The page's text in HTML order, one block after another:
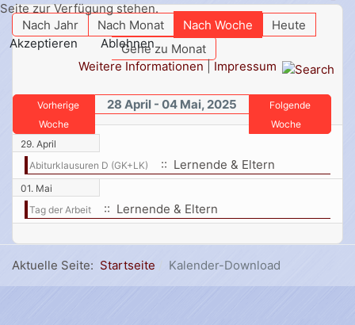
Nach Jahr Nach Monat Nach Woche
Heute
Gehe zu Monat
Vorherige
Woche
28 April - 04 Mai, 2025
Folgende
Woche
29. April
Abiturklausuren D (GK+LK)
:: Lernende & Eltern
01. Mai
Tag der Arbeit
:: Lernende & Eltern
Aktuelle Seite: Startseite Kalender-Download
Seite zur Verfügung stehen.
Akzeptieren
Ablehnen
Weitere Informationen
Impressum